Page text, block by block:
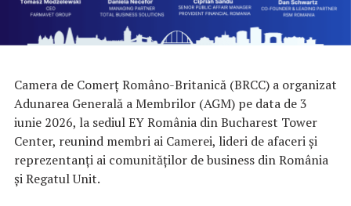
Camera de Comerț Româno-Britanică (BRCC) a organizat
Adunarea Generală a Membrilor (AGM) pe data de 3
iunie 2026, la sediul EY România din Bucharest Tower
Center, reunind membri ai Camerei, lideri de afaceri și
reprezentanți ai comunităților de business din România
și Regatul Unit.